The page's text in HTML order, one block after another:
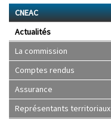
CNEAC
Actualités
La commission
Comptes rendus
Assurance
Représentants territoriaux